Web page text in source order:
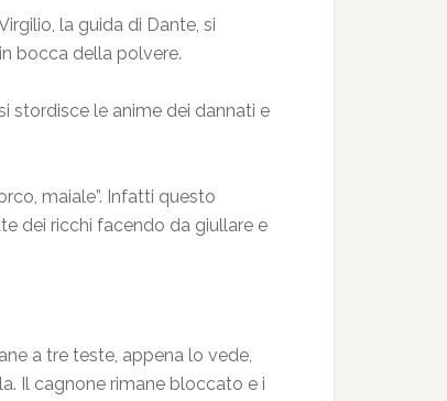
la guida di Dante, si
bocca della polvere.
stordisce le anime dei dannati e
maiale”. Infatti questo
dei ricchi facendo da giullare e
a tre teste, appena lo vede,
Il cagnone rimane bloccato e i